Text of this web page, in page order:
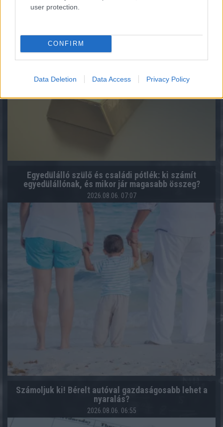
user protection.
CONFIRM
Data Deletion Data Access Privacy Policy
Egyedülálló szülő és családi pótlék: ki számít
egyedülállónak, és mikor jár magasabb összeg?
2026.08.06. 07:07
Számoljuk ki! Bérelt autóval gazdaságosabb lehet a
nyaralás?
2026.08.06. 06:55